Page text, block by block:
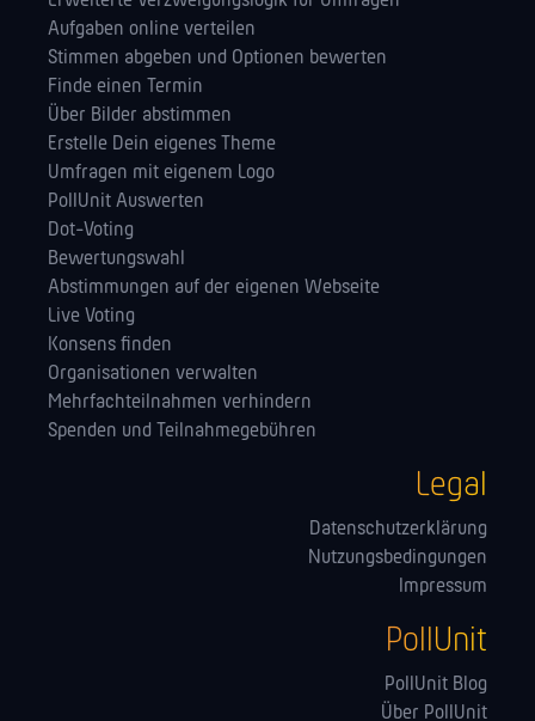
Aufgaben online verteilen
Stimmen abgeben und Optionen bewerten
Finde einen Termin
Über Bilder abstimmen
Erstelle Dein eigenes Theme
Umfragen mit eigenem Logo
PollUnit Auswerten
Dot-Voting
Bewertungswahl
Abstimmungen auf der eigenen Webseite
Live Voting
Konsens finden
Orga­nisationen verwalten
Mehrfachteilnahmen verhindern
Spenden und Teilnahmegebühren
Legal
Datenschutzerklärung
Nutzungsbedingungen
Impressum
PollUnit
PollUnit Blog
Über PollUnit